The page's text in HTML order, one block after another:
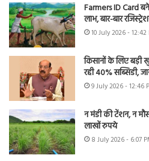
Farmers ID Card
लाभ, बार-बार
10 July 2026 - 12:42
किसानों के लिए बड़ी
रही 40% सब्सिडी,
9 July 2026 - 12:46
न मंडी की टेंशन, न
लाखों रुपये
8 July 2026 - 6:07